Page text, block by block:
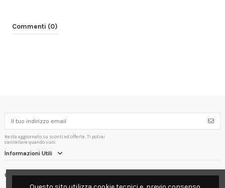
Commenti (0)
Resta aggiornato su sconti ed offerte. Ti potrai
cancellare quando vuoi.
Informazioni Utili
Contact us